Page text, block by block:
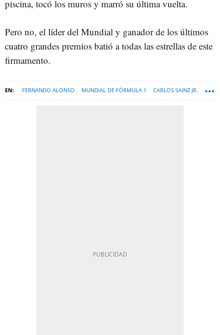
piscina, tocó los muros y marró su última vuelta.
Pero no, el líder del Mundial y ganador de los últimos
cuatro grandes premios batió a todas las estrellas de este
firmamento.
FERNANDO ALONSO MUNDIAL DE FÓRMULA 1 CARLOS SAINZ JR.